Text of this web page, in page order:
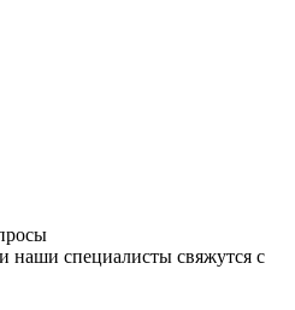
наши специалисты свяжутся с